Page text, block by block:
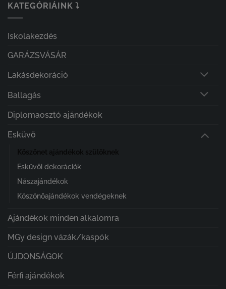
KATEGÓRIÁINK ⤵
Iskolakezdés
GARÁZSVÁSÁR
Lakásdekoráció
Ballagás
Diplomaosztó ajándékok
Esküvő
Esküvői dekorációk
Nászajándékok
Köszönőajándékok vendégeknek
Ajándékok minden alkalomra
MGy design vázák/kaspók
ÚJDONSÁGOK
Férfi ajándékok